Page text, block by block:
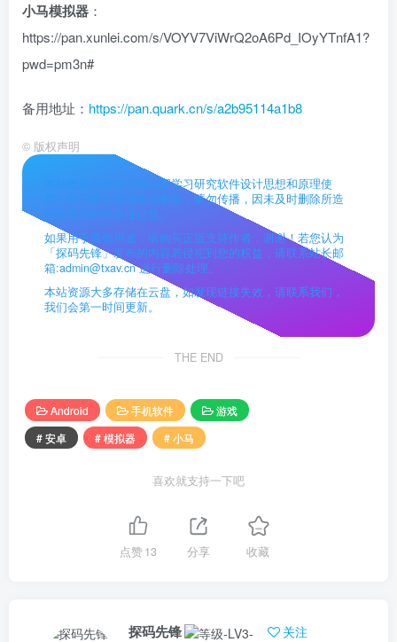
小马模拟器 ：
https://pan.xunlei.com/s/VOYV7ViWrQ2oA6Pd_IOyYTnfA1?
pwd=pm3n#
备用地址： https://pan.quark.cn/s/a2b95114a1b8
© 版权声明
本站收集的资源仅供内部学习研究软件设计思想和原理使
用，学习研究后请自觉删除，请勿传播，因未及时删除所造
成的任何后果责任自负。
如果用于其他用途，请购买正版支持作者，谢谢！若您认为
「探码先锋」发布的内容若侵犯到您的权益，请联系站长邮
箱:admin@txav.cn 进行删除处理。
本站资源大多存储在云盘，如发现链接失效，请联系我们，
我们会第一时间更新。
THE END
Android 手机软件
游戏
# 安卓
# 模拟器 # 小马
喜欢就支持一下吧
点赞13 分享 收藏
探码先锋 关注